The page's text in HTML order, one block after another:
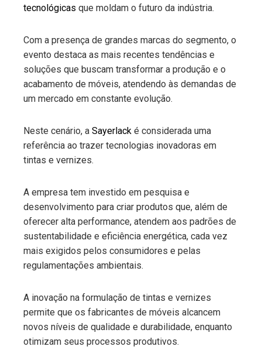
tecnológicas que moldam o futuro da indústria.
Com a presença de grandes marcas do segmento, o
evento destaca as mais recentes tendências e
soluções que buscam transformar a produção e o
acabamento de móveis, atendendo às demandas de
um mercado em constante evolução.
Neste cenário, a Sayerlack é considerada uma
referência ao trazer tecnologias inovadoras em
tintas e vernizes.
A empresa tem investido em pesquisa e
desenvolvimento para criar produtos que, além de
oferecer alta performance, atendem aos padrões de
sustentabilidade e eficiência energética, cada vez
mais exigidos pelos consumidores e pelas
regulamentações ambientais.
A inovação na formulação de tintas e vernizes
permite que os fabricantes de móveis alcancem
novos níveis de qualidade e durabilidade, enquanto
otimizam seus processos produtivos.